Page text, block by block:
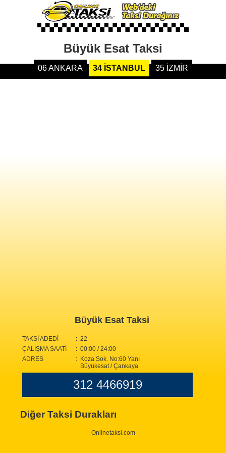
Büyük Esat Taksi
06 ANKARA 34 İSTANBUL 35 İZMİR
Büyük Esat Taksi
TAKSİ ADEDİ
: 22
ÇALIŞMA SAATİ
: 00:00 / 24:00
ADRES
: Koza Sok. No:60 Yanı
Büyükesat / Çankaya
312 4466919
Diğer Taksi Durakları
Onlinetaksi.com